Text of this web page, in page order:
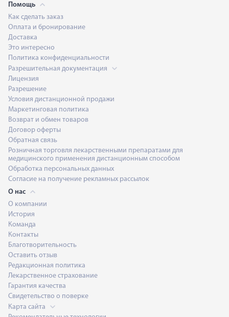
Помощь
Как сделать заказ
Оплата и бронирование
Доставка
Это интересно
Политика конфиденциальности
Разрешительная документация
Лицензия
Разрешение
Условия дистанционной продажи
Маркетинговая политика
Возврат и обмен товаров
Договор оферты
Обратная связь
Розничная торговля лекарственными препаратами для
медицинского применения дистанционным способом
Обработка персональных данных
Согласие на получение рекламных рассылок
О нас
О компании
История
Команда
Контакты
Благотворительность
Оставить отзыв
Редакционная политика
Лекарственное страхование
Гарантия качества
Свидетельство о поверке
Карта сайта